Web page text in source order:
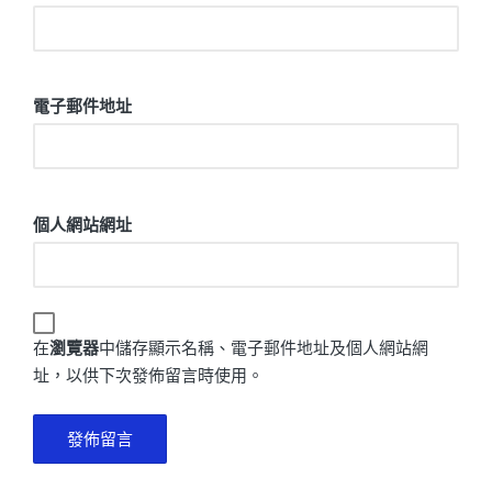
電子郵件地址
個人網站網址
在瀏覽器中儲存顯示名稱、電子郵件地址及個人網站網
址，以供下次發佈留言時使用。